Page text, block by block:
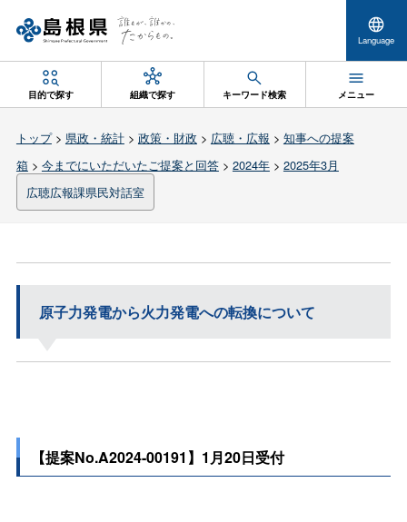
Language
目的で探す 組織で探す キーワード検索 メニュー
トップ> 県政・統計> 政策・財政 > 広聴・広報 > 知事への提案
箱> 今までにいただいたご提案と回答> 2024年> 2025年3月
広聴広報課県民対話室
原子力発電から火力発電への転換について
【提案No.A2024-00191】1月20日受付